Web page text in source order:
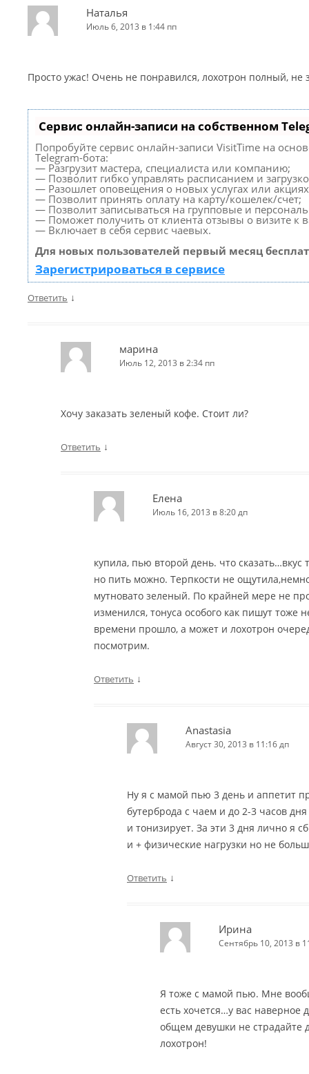
Наталья
Июль 6, 2013 в 1:44 пп
Просто ужас! Очень не понравился, лохотрон полный,
Сервис онлайн-записи на собственном
Попробуйте сервис онлайн-записи VisitTime на
Telegram-бота:
— Разгрузит мастера, специалиста или компанию;
— Позволит гибко управлять расписанием и
— Разошлет оповещения о новых услугах или
— Позволит принять оплату на карту/кошелек/счет;
— Позволит записываться на групповые и
— Поможет получить от клиента отзывы о визите к
— Включает в себя сервис чаевых.
Для новых пользователей первый месяц
Зарегистрироваться в сервисе
Ответить ↓
марина
Июль 12, 2013 в 2:34 пп
Хочу заказать зеленый кофе. Стоит ли?
Ответить ↓
Елена
Июль 16, 2013 в 8:20 дп
купила, пью второй день. что сказать…вкус
но пить можно. Терпкости не
мутновато зеленый. По крайней мере не
изменился, тонуса особого как пишут
времени прошло, а может и лохотрон
посмотрим.
Ответить ↓
Anastasia
Август 30, 2013 в 11:16 дп
Ну я с мамой пью 3 день и аппетит
бутерброда с чаем и до 2-3 часов
и тонизирует. За эти 3 дня лично я
и + физические нагрузки но не
Ответить ↓
Ирина
Сентябрь 10, 2013 в
Я тоже с мамой пью. Мне
есть хочется…у вас наверное
общем девушки не страдайте
лохотрон!